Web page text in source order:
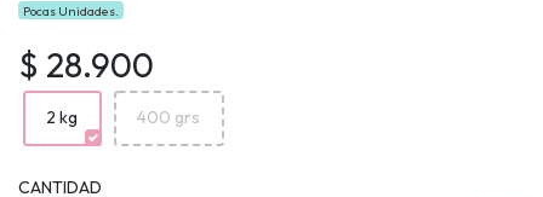
Pocas Unidades.
$ 28.900
2 kg 400 grs
CANTIDAD